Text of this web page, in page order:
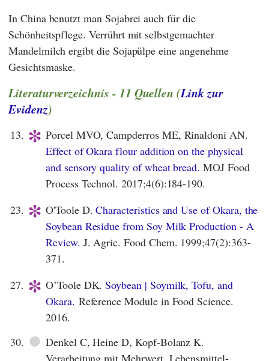
In China benutzt man Sojabrei auch für die
Schönheitspflege. Verrührt mit selbstgemachter
Mandelmilch ergibt die Sojapülpe eine angenehme
Gesichtsmaske.
Literaturverzeichnis - 11 Quellen (Link zur
Evidenz)
13. * Porcel MVO, Campderros ME, Rinaldoni AN.
Effect of Okara flour addition on the physical
and sensory quality of wheat bread. MOJ Food
Process Technol. 2017;4(6):184-190.
23. * O'Toole D.Characteristics and Use of Okara, the
Soybean Residue from Soy Milk Production - A
Review. J. Agric. Food Chem. 1999;47(2):363-
371.
27. * O’Toole DK.Soybean | Soymilk, Tofu, and
Okara. Reference Module in Food Science.
2016.
30. ● Denkel C, Heine D, Kopf-Bolanz K.